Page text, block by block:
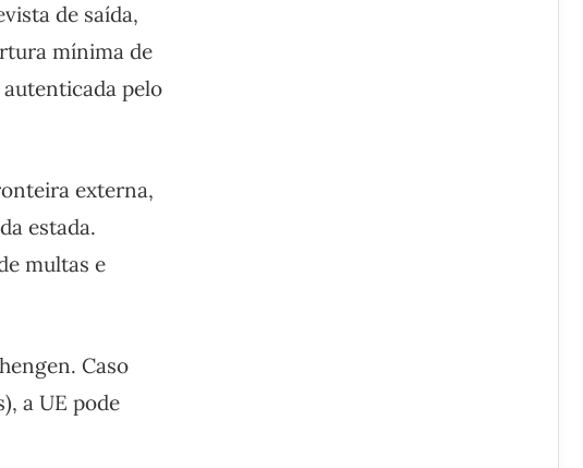
de saída,
mínima de
pelo
externa,
estada.
multas e
Caso
a UE pode